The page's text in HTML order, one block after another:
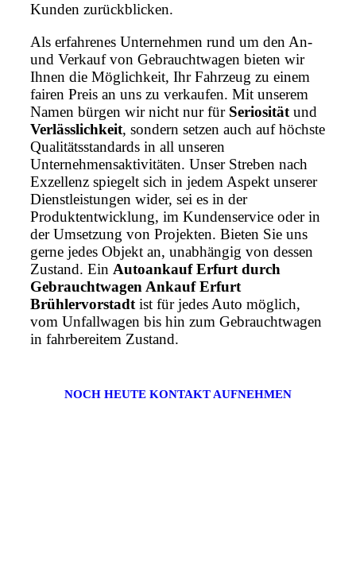
Kunden zurückblicken.
Als erfahrenes Unternehmen rund um den An-
und Verkauf von Gebrauchtwagen bieten wir
Ihnen die Möglichkeit, Ihr Fahrzeug zu einem
fairen Preis an uns zu verkaufen. Mit unserem
Namen bürgen wir nicht nur für Seriosität und
Verlässlichkeit, sondern setzen auch auf höchste
Qualitätsstandards in all unseren
Unternehmensaktivitäten. Unser Streben nach
Exzellenz spiegelt sich in jedem Aspekt unserer
Dienstleistungen wider, sei es in der
Produktentwicklung, im Kundenservice oder in
der Umsetzung von Projekten. Bieten Sie uns
gerne jedes Objekt an, unabhängig von dessen
Zustand. Ein Autoankauf Erfurt durch
Gebrauchtwagen Ankauf Erfurt
Brühlervorstadt ist für jedes Auto möglich,
vom Unfallwagen bis hin zum Gebrauchtwagen
in fahrbereitem Zustand.
NOCH HEUTE KONTAKT AUFNEHMEN